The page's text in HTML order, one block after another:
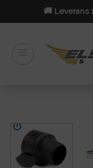
to
🚚 Leverans